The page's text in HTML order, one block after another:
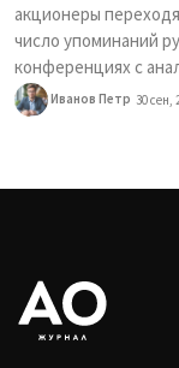
акционеры
число упоминаний
конференциях с
Иванов Петр 30 сен,